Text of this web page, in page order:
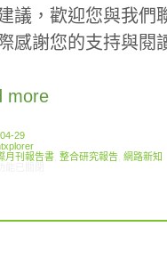
議，歡迎您與我們
感謝您的支持與閱
more
29
月刊報告書 ,整合研究報告 ,網路新知